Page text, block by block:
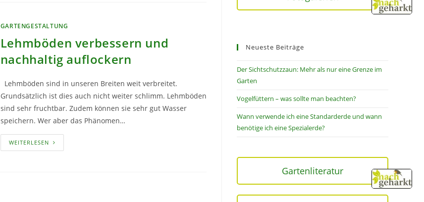
ZIMMERPFLANZE
GARTENGESTALTUNG
Lehmböden verbessern und
nachhaltig auflockern
Lehmböden sind in unseren Breiten weit verbreitet.
Grundsätzlich ist dies auch nicht weiter schlimm. Lehmböden
sind sehr fruchtbar. Zudem können sie sehr gut Wasser
speichern. Wer aber das Phänomen…
WEITERLESENLEHMBÖDEN
VERBESSERN
Neueste Beiträge
Der Sichtschutzzaun: Mehr als nur eine Grenze im
Garten
Vogelfüttern – was sollte man beachten?
Wann verwende ich eine Standarderde und wann
benötige ich eine Spezialerde?
Gartenliteratur